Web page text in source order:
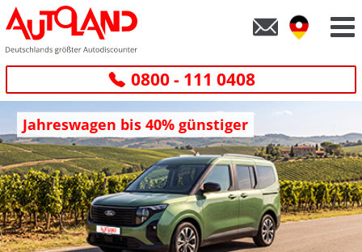
0800 - 111 0408
Jahreswagen bis 40% günstiger